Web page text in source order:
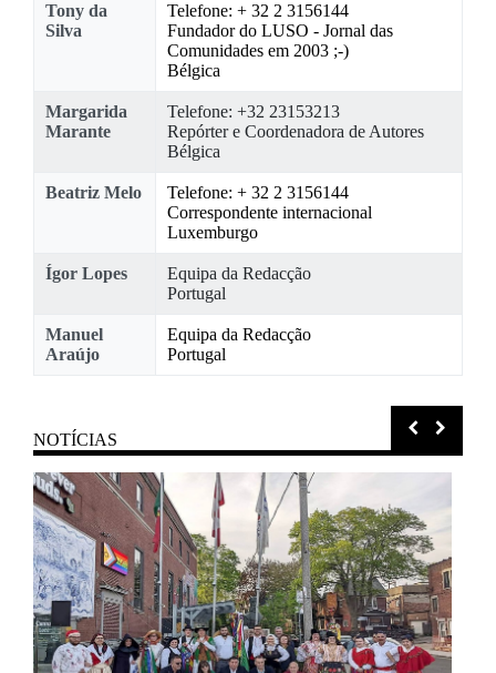
Tony da
Silva
Telefone: + 32 2 3156144
Fundador do LUSO - Jornal das
Comunidades em 2003 ;-)
Bélgica
Margarida
Marante
Telefone: +32 23153213
Repórter e Coordenadora de Autores
Bélgica
Beatriz Melo
Telefone: + 32 2 3156144
Correspondente internacional
Luxemburgo
Ígor Lopes
Equipa da Redacção
Portugal
Manuel
Araújo
Equipa da Redacção
Portugal
NOTÍCIAS